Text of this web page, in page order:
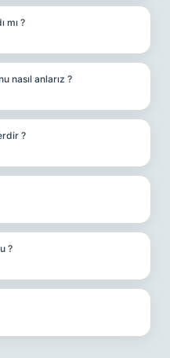
mı ?
nasıl anlarız ?
?
?